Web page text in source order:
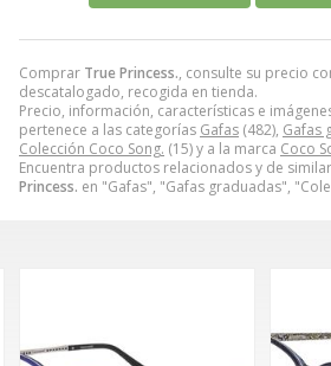
Comprar True Princess., consulte su precio
descatalogado, recogida en tienda.
Precio, información, características e
pertenece a las categorías Gafas (482), Gafas
Colección Coco Song. (15) y a la marca Coco
Encuentra productos relacionados y de
Princess. en "Gafas", "Gafas graduadas",